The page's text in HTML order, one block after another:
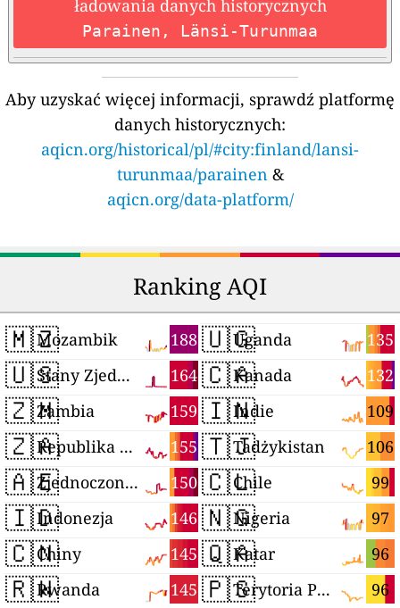
ładowania danych historycznych
Parainen, Länsi-Turunmaa
Aby uzyskać więcej informacji, sprawdź platformę
danych historycznych:
aqicn.org/historical/pl/#city:finland/lansi-
turunmaa/parainen &
aqicn.org/data-platform/
Ranking AQI
🇲🇿 188
Mozambik
🇺🇸 164
Stany Zjednoczone
🇿🇲 159
Zambia
🇿🇦 155
Republika Południowej Afryki
🇦🇪 150
Zjednoczone Emiraty Arabskie
🇮🇩 146
Indonezja
🇨🇳 145
Chiny
🇷🇼 145
Rwanda
🇺🇬 135
Uganda
🇨🇦 132
Kanada
🇮🇳 109
Indie
🇹🇯 106
Tadżykistan
🇨🇱 99
Chile
🇳🇬 97
Nigeria
🇶🇦 96
Katar
🇵🇸 96
Terytoria Palestyńskie